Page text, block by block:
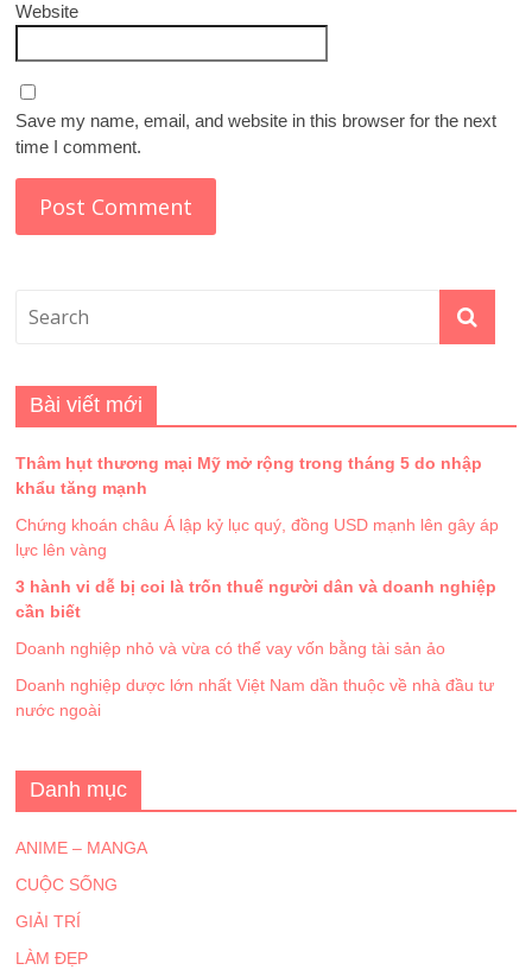
Website
Save my name, email, and website in this browser for the next
time I comment.
Bài viết mới
Thâm hụt thương mại Mỹ mở rộng trong tháng 5 do nhập
khẩu tăng mạnh
Chứng khoán châu Á lập kỷ lục quý, đồng USD mạnh lên gây áp
lực lên vàng
3 hành vi dễ bị coi là trốn thuế người dân và doanh nghiệp
cần biết
Doanh nghiệp nhỏ và vừa có thể vay vốn bằng tài sản ảo
Doanh nghiệp dược lớn nhất Việt Nam dần thuộc về nhà đầu tư
nước ngoài
Danh mục
ANIME – MANGA
CUỘC SỐNG
GIẢI TRÍ
LÀM ĐẸP